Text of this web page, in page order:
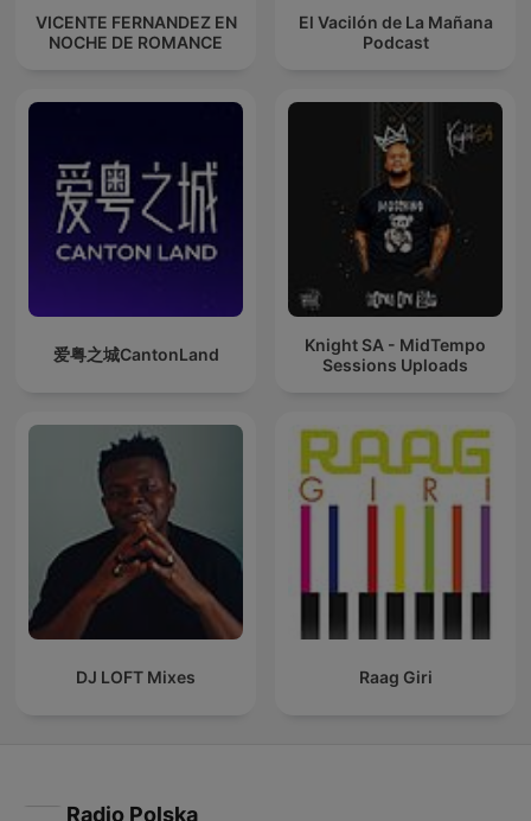
VICENTE FERNANDEZ EN
NOCHE DE ROMANCE
El Vacilón de La Mañana
Podcast
爱粤之城CantonLand
Knight SA - MidTempo
Sessions Uploads
DJ LOFT Mixes Raag Giri
Radio Polska